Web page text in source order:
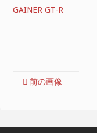
サ
GAINER GT-R
前の画像